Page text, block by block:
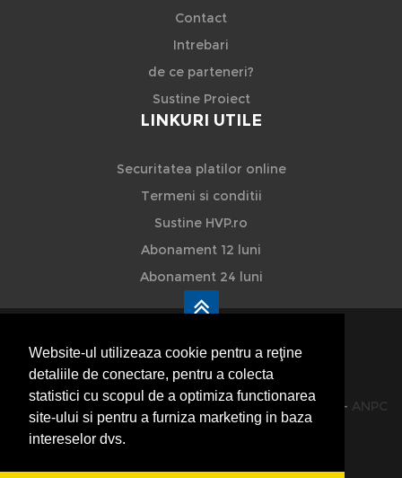
Website-ul utilizeaza cookie pentru a reţine
detaliile de conectare, pentru a colecta
statistici cu scopul de a optimiza functionarea
site-ului si pentru a furniza marketing in baza
intereselor dvs.
Contact
Intrebari
de ce parteneri?
Sustine Proiect
LINKURI UTILE
Securitatea platilor online
Termeni si conditii
Sustine HVP.ro
Abonament 12 luni
Abonament 24 luni
HVP - Hoteluri Vile Pensiuni
© 2014-2026 Powered byVilonMedia&TekaBility - ANPC
SOL